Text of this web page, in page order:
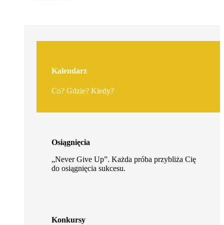
Kalendarz
Co? Gdzie? Kiedy?
Osiągnięcia
„Never Give Up”. Każda próba przybliża Cię
do osiągnięcia sukcesu.
Konkursy